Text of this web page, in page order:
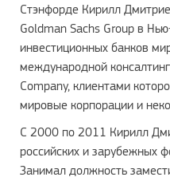
Стэнфорде Кирилл
Goldman Sachs Group в
инвестиционных банков
международной
Company, клиентами
мировые корпорации и
С 2000 по 2011 Кирилл
российских и зарубежных
Занимал должность